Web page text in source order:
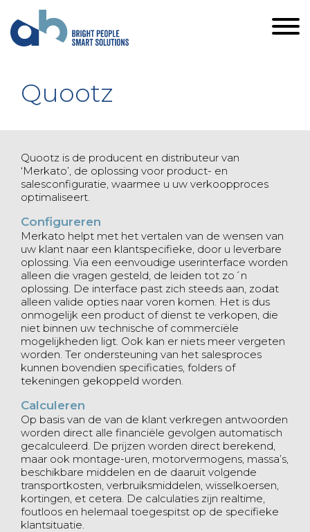
Quootz
Quootz is de producent en distributeur van
‘Merkato’, de oplossing voor product- en
salesconfiguratie, waarmee u uw verkoopproces
optimaliseert.
Configureren
Merkato helpt met het vertalen van de wensen van
uw klant naar een klantspecifieke, door u leverbare
oplossing. Via een eenvoudige userinterface worden
alleen die vragen gesteld, de leiden tot zo´n
oplossing. De interface past zich steeds aan, zodat
alleen valide opties naar voren komen. Het is dus
onmogelijk een product of dienst te verkopen, die
niet binnen uw technische of commerciële
mogelijkheden ligt. Ook kan er niets meer vergeten
worden. Ter ondersteuning van het salesproces
kunnen bovendien specificaties, folders of
tekeningen gekoppeld worden.
Calculeren
Op basis van de van de klant verkregen antwoorden
worden direct alle financiële gevolgen automatisch
gecalculeerd. De prijzen worden direct berekend,
maar ook montage-uren, motorvermogens, massa’s,
beschikbare middelen en de daaruit volgende
transportkosten, verbruiksmiddelen, wisselkoersen,
kortingen, et cetera. De calculaties zijn realtime,
foutloos en helemaal toegespitst op de specifieke
klantsituatie.